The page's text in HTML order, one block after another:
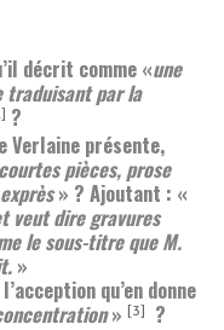
décrit comme «une
traduisant par la
?
Verlaine présente,
courtes pièces, prose
» ? Ajoutant : «
veut dire gravures
le sous-titre que M.
»
qu’en donne
» [3] ?